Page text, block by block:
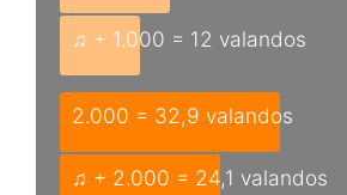
♫ + 1.000 = 12 valandos
2.000 = 32,9 valandos
♫ + 2.000 = 24,1 valandos